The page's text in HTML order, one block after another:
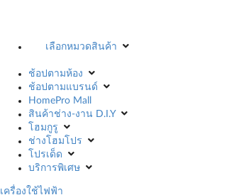
เลือกหมวดสินค้า
ช้อปตามห้อง
ช้อปตามแบรนด์
HomePro Mall
สินค้าช่าง-งาน D.I.Y
โฮมกูรู
ช่างโฮมโปร
โปรเด็ด
บริการพิเศษ
เครื่องใช้ไฟฟ้า